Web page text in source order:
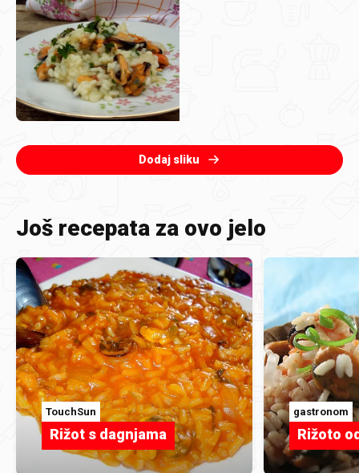
Dodaj sliku
Još recepata za ovo jelo
TouchSun
Rižot s dagnjama
gastronom
Rižoto